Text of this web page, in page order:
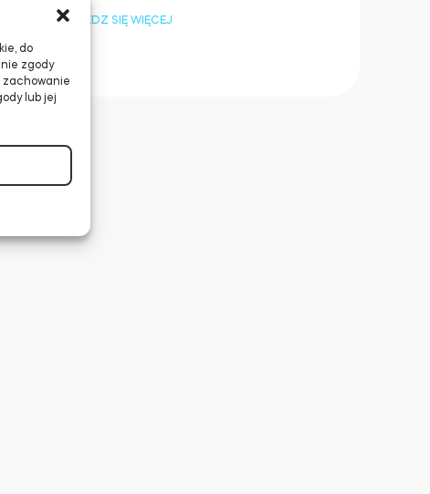
do
zgody
zachowanie
lub jej
DOWIEDZ SIĘ WIĘCEJ